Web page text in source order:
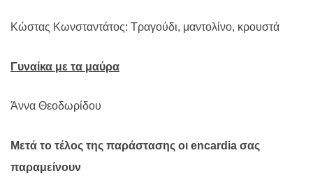
Κώστας Κωνσταντάτος: Τραγούδι, μαντολίνο, κρουστά
Γυναίκα με τα μαύρα
Άννα Θεοδωρίδου
Μετά το τέλος της παράστασης οι encardia σας
παραμείνουν